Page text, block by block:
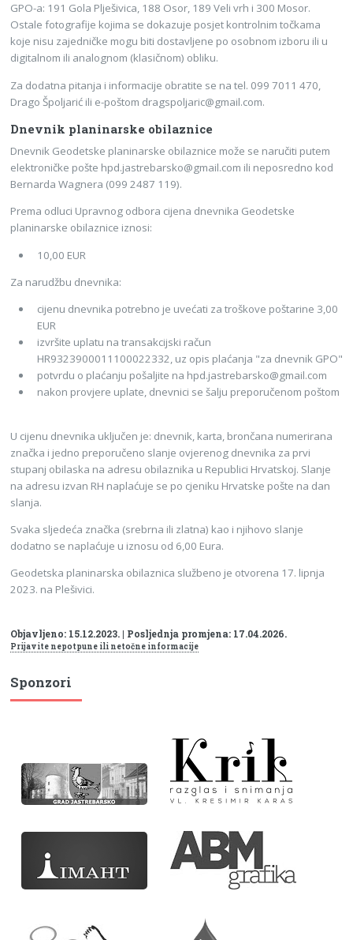
GPO-a: 191 Gola Plješivica, 188 Osor, 189 Veli vrh i 300 Mosor.
Ostale fotografije kojima se dokazuje posjet kontrolnim točkama
koje nisu zajedničke mogu biti dostavljene po osobnom izboru ili u
digitalnom ili analognom (klasičnom) obliku.
Za dodatna pitanja i informacije obratite se na tel. 099 7011 470,
Drago Špoljarić ili e-poštom dragspoljaric@gmail.com.
Dnevnik planinarske obilaznice
Dnevnik Geodetske planinarske obilaznice može se naručiti putem
elektroničke pošte hpd.jastrebarsko@gmail.com ili neposredno kod
Bernarda Wagnera (099 2487 119).
Prema odluci Upravnog odbora cijena dnevnika Geodetske
planinarske obilaznice iznosi:
10,00 EUR
Za narudžbu dnevnika:
cijenu dnevnika potrebno je uvećati za troškove poštarine 3,00
EUR
izvršite uplatu na transakcijski račun
HR9323900011100022332, uz opis plaćanja "za dnevnik GPO"
potvrdu o plaćanju pošaljite na hpd.jastrebarsko@gmail.com
nakon provjere uplate, dnevnici se šalju preporučenom poštom
U cijenu dnevnika uključen je: dnevnik, karta, brončana numerirana
značka i jedno preporučeno slanje ovjerenog dnevnika za prvi
stupanj obilaska na adresu obilaznika u Republici Hrvatskoj. Slanje
na adresu izvan RH naplaćuje se po cjeniku Hrvatske pošte na dan
slanja.
Svaka sljedeća značka (srebrna ili zlatna) kao i njihovo slanje
dodatno se naplaćuje u iznosu od 6,00 Eura.
Geodetska planinarska obilaznica službeno je otvorena 17. lipnja
2023. na Plešivici.
Objavljeno: 15.12.2023. | Posljednja promjena: 17.04.2026.
Prijavite nepotpune ili netočne informacije
Sponzori